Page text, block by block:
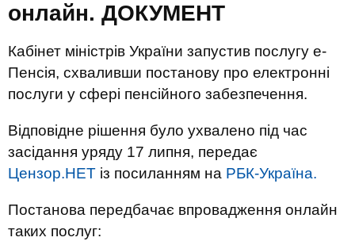
онлайн. ДОКУМЕНТ
Кабінет міністрів України запустив послугу е-
Пенсія, схваливши постанову про електронні
послуги у сфері пенсійного забезпечення.
Відповідне рішення було ухвалено під час
засідання уряду 17 липня, передає
Цензор.НЕТ із посиланням на РБК-Україна.
Постанова передбачає впровадження онлайн
таких послуг: